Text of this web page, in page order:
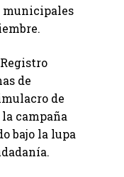
municipales
de
de
campaña
bajo la lupa